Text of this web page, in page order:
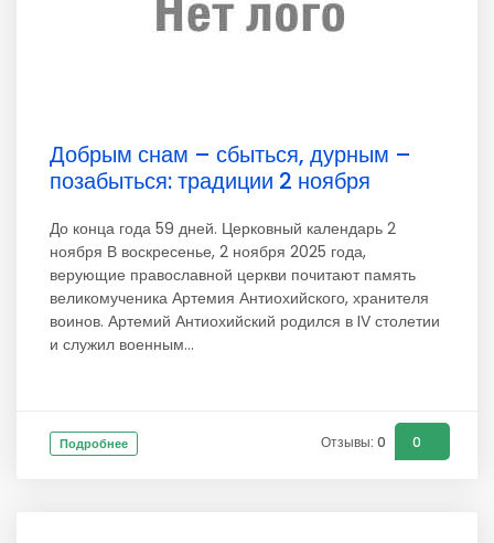
Добрым снам – сбыться, дурным –
позабыться: традиции 2 ноября
До конца года 59 дней. Церковный календарь 2
ноября В воскресенье, 2 ноября 2025 года,
верующие православной церкви почитают память
великомученика Артемия Антиохийского, хранителя
воинов. Артемий Антиохийский родился в IV столетии
и служил военным...
Подробнее Отзывы: 0 0